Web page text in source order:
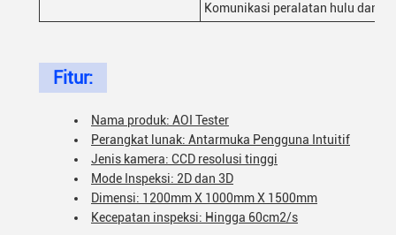
Komunikasi peralatan hulu dan
Fitur:
Nama produk: AOI Tester
Perangkat lunak: Antarmuka Pengguna Intuitif
Jenis kamera: CCD resolusi tinggi
Mode Inspeksi: 2D dan 3D
Dimensi: 1200mm X 1000mm X 1500mm
Kecepatan inspeksi: Hingga 60cm2/s